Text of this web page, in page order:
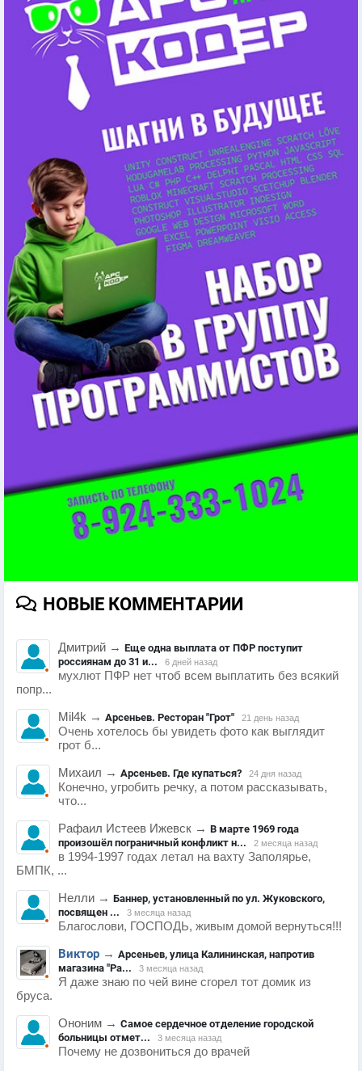
НОВЫЕ КОММЕНТАРИИ
Дмитрий → Еще одна выплата от ПФР поступит
россиянам до 31 и...
6 дней назад
мухлют ПФР нет чтоб всем выплатить без всякий
попр...
Mil4k → Арсеньев. Ресторан "Грот" 21 день назад
Очень хотелось бы увидеть фото как выглядит
грот б...
Михаил → Арсеньев. Где купаться? 24 дня назад
Конечно, угробить речку, а потом рассказывать,
что...
Рафаил Истеев Ижевск → В марте 1969 года
произошёл пограничный конфликт н...
2 месяца назад
в 1994-1997 годах летал на вахту Заполярье,
БМПК, ...
Нелли → Баннер, установленный по ул. Жуковского,
посвящен ...
3 месяца назад
Благослови, ГОСПОДЬ, живым домой вернуться!!!
Виктор → Арсеньев, улица Калининская, напротив
магазина "Ра...
3 месяца назад
Я даже знаю по чей вине сгорел тот домик из
бруса.
Ононим → Самое сердечное отделение городской
больницы отмет...
3 месяца назад
Почему не дозвониться до врачей